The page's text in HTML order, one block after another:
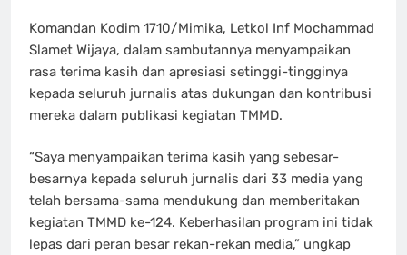
Komandan Kodim 1710/Mimika, Letkol Inf Mochammad
Slamet Wijaya, dalam sambutannya menyampaikan
rasa terima kasih dan apresiasi setinggi-tingginya
kepada seluruh jurnalis atas dukungan dan kontribusi
mereka dalam publikasi kegiatan TMMD.
“Saya menyampaikan terima kasih yang sebesar-
besarnya kepada seluruh jurnalis dari 33 media yang
telah bersama-sama mendukung dan memberitakan
kegiatan TMMD ke-124. Keberhasilan program ini tidak
lepas dari peran besar rekan-rekan media,” ungkap